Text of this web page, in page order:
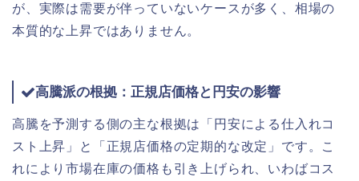
が、実際は需要が伴っていないケースが多く、相場の
本質的な上昇ではありません。
高騰派の根拠：正規店価格と円安の影響
高騰を予測する側の主な根拠は「円安による仕入れコ
スト上昇」と「正規店価格の定期的な改定」です。こ
れにより市場在庫の価格も引き上げられ、いわばコス